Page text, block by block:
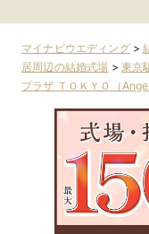
マイナビウエディング>
居周辺の結婚式場 > 東京
プラザ ＴＯＫＹＯ（